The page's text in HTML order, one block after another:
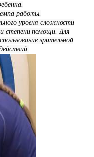
работы.
уровня сложности
степени помощи. Для
зрительной